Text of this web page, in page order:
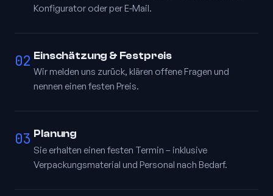
Konfigurator oder per E-Mail.
02 Einschätzung & Festpreis
Wir melden uns zurück, klären offene Fragen und
nennen einen festen Preis.
03 Planung
Sie erhalten einen festen Termin – inklusive
Verpackungsmaterial und Personal nach Bedarf.